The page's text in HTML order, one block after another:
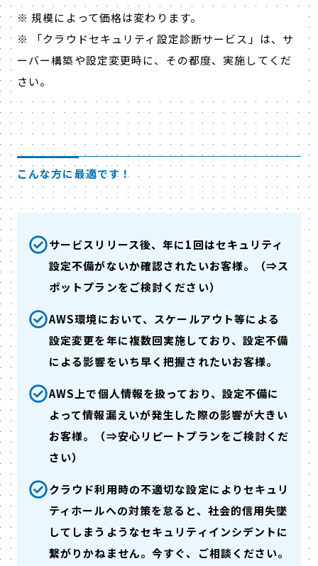
※ 規模によって価格は変わります。
※ 「クラウドセキュリティ設定診断サービス」は、サ
ーバー構築や設定変更時に、その都度、実施してくだ
さい。
こんな方に最適です！
サービスリリース後、年に1回はセキュリティ
設定不備がないか確認されたいお客様。（⇒ス
ポットプランをご検討ください）
AWS環境において、スケールアウト等による
設定変更を年に複数回実施しており、設定不備
による影響をいち早く把握されたいお客様。
AWS上で個人情報を扱っており、設定不備に
よって情報漏えいが発生した際の影響が大きい
お客様。（⇒安心リピートプランをご検討くだ
さい）
クラウド利用時の不適切な設定によりセキュリ
ティホールへの対策を怠ると、社会的信用失墜
してしまうようなセキュリティインシデントに
繋がりかねません。今すぐ、ご相談ください。